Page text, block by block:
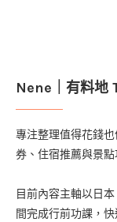
Nene｜有料地
專注整理值得花錢
券、住宿推薦與景點
目前內容主軸以日
間完成行前功課，